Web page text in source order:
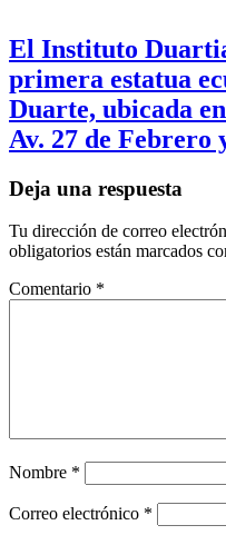
El Instituto
primera estatua
Duarte, ubicada
Av. 27 de
Deja una respuesta
Tu dirección de correo
obligatorios están marcados
Comentario *
Nombre *
Correo electrónico *